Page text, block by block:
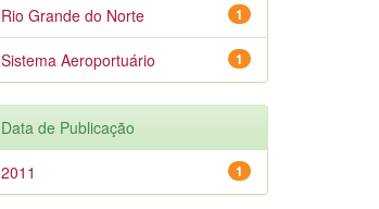
1
Rio Grande do Norte
1
Sistema Aeroportuário
Data de Publicação
1
2011